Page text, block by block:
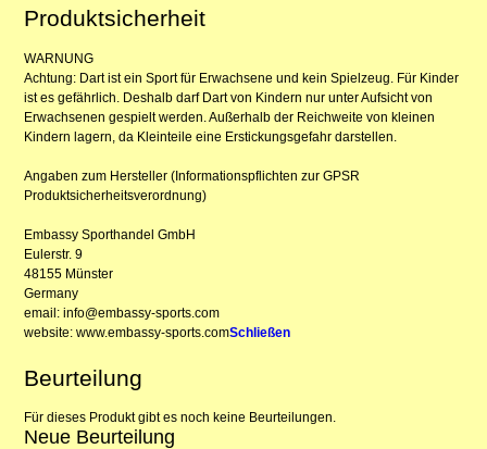
Produktsicherheit
WARNUNG
Achtung: Dart ist ein Sport für Erwachsene und kein Spielzeug. Für Kinder
ist es gefährlich. Deshalb darf Dart von Kindern nur unter Aufsicht von
Erwachsenen gespielt werden. Außerhalb der Reichweite von kleinen
Kindern lagern, da Kleinteile eine Erstickungsgefahr darstellen.
Angaben zum Hersteller (Informationspflichten zur GPSR
Produktsicherheitsverordnung)
Embassy Sporthandel GmbH
Eulerstr. 9
48155 Münster
Germany
email: info@embassy-sports.com
website: www.embassy-sports.comSchließen
Beurteilung
Für dieses Produkt gibt es noch keine Beurteilungen.
Neue Beurteilung